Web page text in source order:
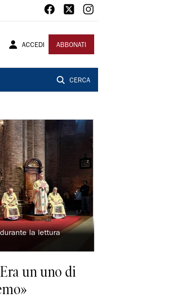
ACCEDI ABBONATI
CERCA
la lettura
un uno di